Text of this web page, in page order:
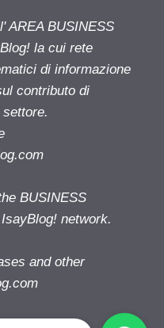
AREA BUSINESS
la cui rete
di informazione
contributo di
BUSINESS
IsayBlog! network.
and other